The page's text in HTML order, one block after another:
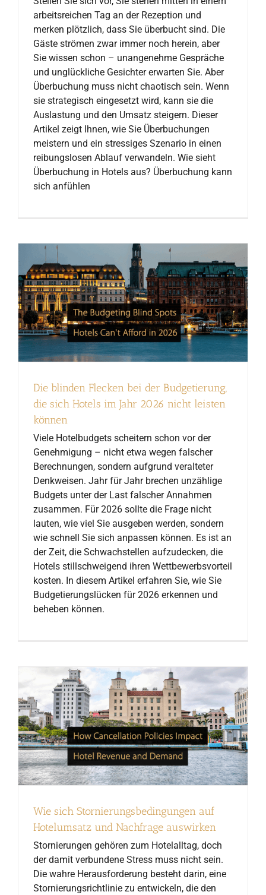
arbeitsreichen Tag an der Rezeption und
merken plötzlich, dass Sie überbucht sind. Die
Gäste strömen zwar immer noch herein, aber
Sie wissen schon – unangenehme Gespräche
und unglückliche Gesichter erwarten Sie. Aber
Überbuchung muss nicht chaotisch sein. Wenn
sie strategisch eingesetzt wird, kann sie die
Auslastung und den Umsatz steigern. Dieser
Artikel zeigt Ihnen, wie Sie Überbuchungen
meistern und ein stressiges Szenario in einen
reibungslosen Ablauf verwandeln. Wie sieht
Überbuchung in Hotels aus? Überbuchung kann
sich anfühlen
Die blinden Flecken bei der Budgetierung,
die sich Hotels im Jahr 2026 nicht leisten
können
Viele Hotelbudgets scheitern schon vor der
Genehmigung – nicht etwa wegen falscher
Berechnungen, sondern aufgrund veralteter
Denkweisen. Jahr für Jahr brechen unzählige
Budgets unter der Last falscher Annahmen
zusammen. Für 2026 sollte die Frage nicht
lauten, wie viel Sie ausgeben werden, sondern
wie schnell Sie sich anpassen können. Es ist an
der Zeit, die Schwachstellen aufzudecken, die
Hotels stillschweigend ihren Wettbewerbsvorteil
kosten. In diesem Artikel erfahren Sie, wie Sie
Budgetierungslücken für 2026 erkennen und
beheben können.
Wie sich Stornierungsbedingungen auf
Hotelumsatz und Nachfrage auswirken
Stornierungen gehören zum Hotelalltag, doch
der damit verbundene Stress muss nicht sein.
Die wahre Herausforderung besteht darin, eine
Stornierungsrichtlinie zu entwickeln, die den